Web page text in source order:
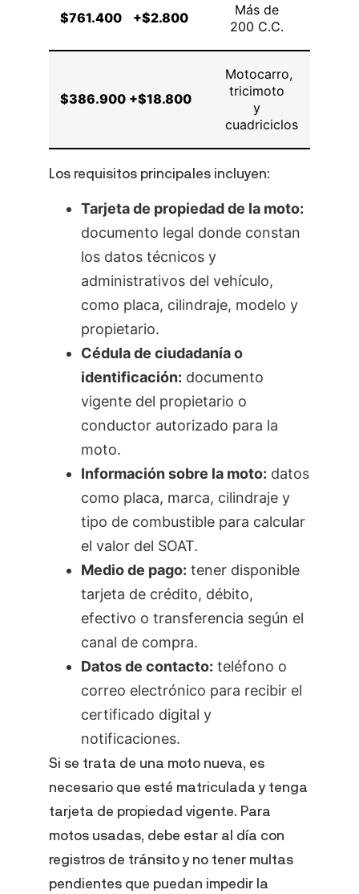
$761.400 +$2.800
Más de
200 C.C.
$386.900 +$18.800
Motocarro,
tricimoto
y
cuadriciclos
Los requisitos principales incluyen:
Tarjeta de propiedad de la moto:
documento legal donde constan
los datos técnicos y
administrativos del vehículo,
como placa, cilindraje, modelo y
propietario.
Cédula de ciudadanía o
identificación: documento
vigente del propietario o
conductor autorizado para la
moto.
Información sobre la moto: datos
como placa, marca, cilindraje y
tipo de combustible para calcular
el valor del SOAT.
Medio de pago: tener disponible
tarjeta de crédito, débito,
efectivo o transferencia según el
canal de compra.
Datos de contacto: teléfono o
correo electrónico para recibir el
certificado digital y
notificaciones.
Si se trata de una moto nueva, es
necesario que esté matriculada y tenga
tarjeta de propiedad vigente. Para
motos usadas, debe estar al día con
registros de tránsito y no tener multas
pendientes que puedan impedir la